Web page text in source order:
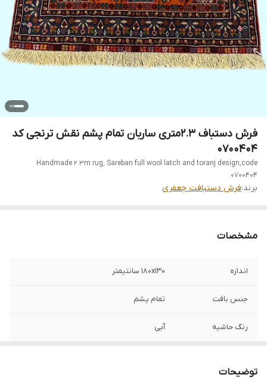
فرش دستباف 2.3متری ساربان تمام پشم نقش ترنجی کد
0700404
Handmade 2.3m rug, Sareban full wool latch and toranj design,code
0700404
برند:فرش دستبافت جعفری
مشخصات
اندازه 180x130 سانتیمتر
جنس بافت تمام پشم
رنگ حاشیه آبی
توضیحات